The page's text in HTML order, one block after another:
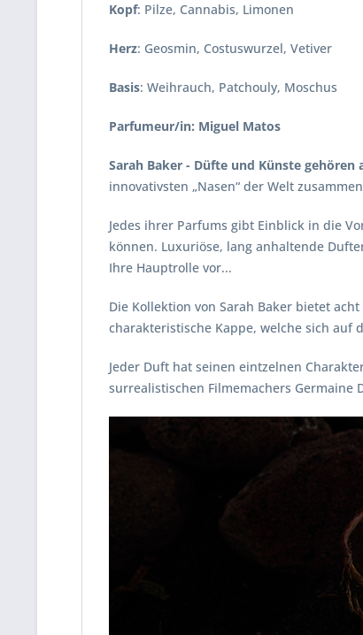
Kopf: Pilze, Cannabis, Limonen
Herz: Geosmin, Costuswurzel, Vetiver
Basis: Weihrauch, Patchouly, Moschus
Parfumeur/in: Miguel Matos
Sarah Baker - Düfte und Künste gehören
innovativsten „Nasen“ der Welt
Jedes ihrer Parfums gibt Einblick in die
können. Luxuriöse, lang anhaltende
Ihre Hauptrolle vor...
Die Kollektion von Sarah Baker bietet
charakteristische Kappe, welche sich auf
Jeder Duft hat seinen eintzelnen
surrealistischen Filmemachers